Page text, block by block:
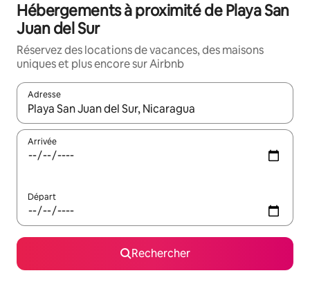
Hébergements à proximité de Playa San
Juan del Sur
Réservez des locations de vacances, des maisons
uniques et plus encore sur Airbnb
Adresse
Lorsque les résultats s'affichent, utilisez les flèches vers le
Arrivée
Départ
Rechercher